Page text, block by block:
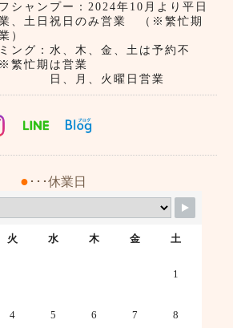
シャンプー：2024年10月より平日
、土日祝日のみ営業 （※繁忙期
）
ミング：水、木、金、土は予約不
忙期は営業
月、火曜日営業
● ･･･休業日
火 水 木 金 土
1
4 5 6 7 8